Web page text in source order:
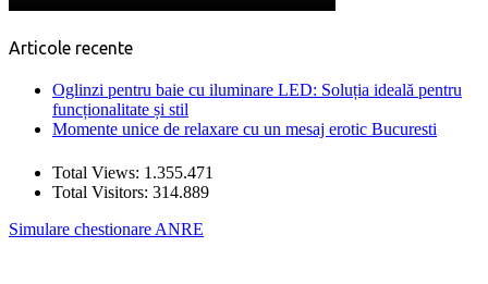
Articole recente
Oglinzi pentru baie cu iluminare LED: Soluția ideală pentru
funcționalitate și stil
Momente unice de relaxare cu un mesaj erotic Bucuresti
Total Views: 1.355.471
Total Visitors: 314.889
Simulare chestionare ANRE